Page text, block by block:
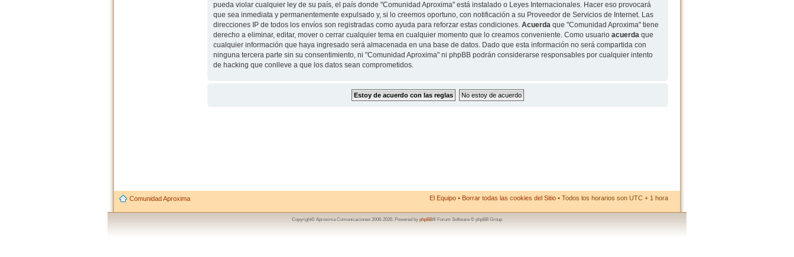
pueda violar cualquier ley de su país, el país donde "Comunidad Aproxima" está instalado o Leyes Internacionales. Hacer eso provocará
que sea inmediata y permanentemente expulsado y, si lo creemos oportuno, con notificación a su Proveedor de Servicios de Internet. Las
direcciones IP de todos los envíos son registradas como ayuda para reforzar estas condiciones. Acuerdaque "Comunidad Aproxima" tiene
derecho a eliminar, editar, mover o cerrar cualquier tema en cualquier momento que lo creamos conveniente. Como usuario acuerdaque
cualquier información que haya ingresado será almacenada en una base de datos. Dado que esta información no será compartida con
ninguna tercera parte sin su consentimiento, ni "Comunidad Aproxima" ni phpBB podrán considerarse responsables por cualquier intento
de hacking que conlleve a que los datos sean comprometidos.
Comunidad Aproxima El Equipo • Borrar todas las cookies del Sitio • Todos los horarios son UTC + 1 hora
Copyright© Aproxima Comunicaciones 2006-2026. Powered by phpBB® Forum Software © phpBB Group